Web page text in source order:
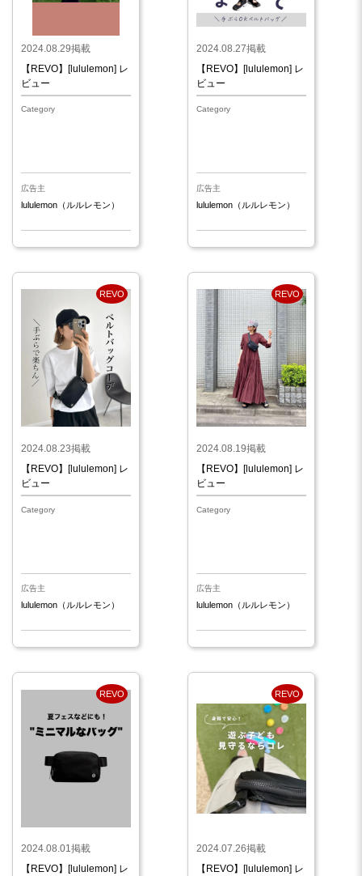
2024.08.29掲載
【REVO】[lululemon] レ
ビュー
Category
広告主
lululemon（ルルレモン）
2024.08.27掲載
【REVO】[lululemon] レ
ビュー
Category
広告主
lululemon（ルルレモン）
REVO
2024.08.23掲載
【REVO】[lululemon] レ
ビュー
Category
広告主
lululemon（ルルレモン）
REVO
2024.08.19掲載
【REVO】[lululemon] レ
ビュー
Category
広告主
lululemon（ルルレモン）
REVO
2024.08.01掲載
【REVO】[lululemon] レ
REVO
2024.07.26掲載
【REVO】[lululemon] レ